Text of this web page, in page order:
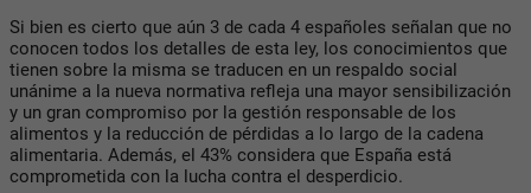
Si bien es cierto que aún 3 de cada 4 españoles señalan que no
conocen todos los detalles de esta ley, los conocimientos que
tienen sobre la misma se traducen en un respaldo social
unánime a la nueva normativa refleja una mayor sensibilización
y un gran compromiso por la gestión responsable de los
alimentos y la reducción de pérdidas a lo largo de la cadena
alimentaria. Además, el 43% considera que España está
comprometida con la lucha contra el desperdicio.